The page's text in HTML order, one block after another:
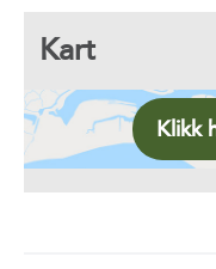
Kart
Klikk